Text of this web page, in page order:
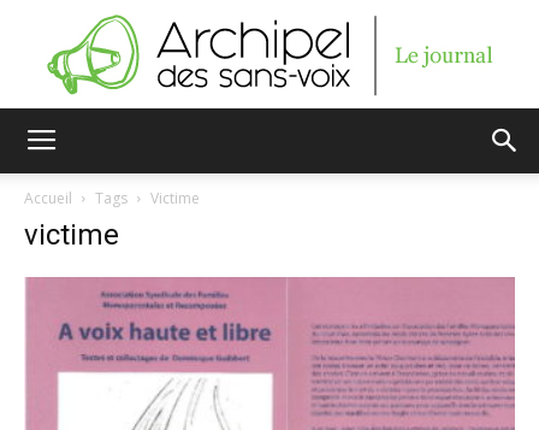
Accueil Tags Victime
victime